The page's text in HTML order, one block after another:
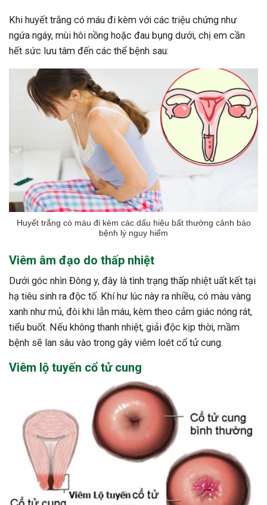
Khi huyết trắng có máu đi kèm với các triệu chứng như
ngứa ngáy, mùi hôi nồng hoặc đau bụng dưới, chị em cần
hết sức lưu tâm đến các thể bệnh sau:
Huyết trắng có máu đi kèm các dấu hiệu bất thường cảnh báo
bệnh lý nguy hiểm
Viêm âm đạo do thấp nhiệt
Dưới góc nhìn Đông y, đây là tình trạng thấp nhiệt uất kết tại
hạ tiêu sinh ra độc tố. Khí hư lúc này ra nhiều, có màu vàng
xanh như mủ, đôi khi lẫn máu, kèm theo cảm giác nóng rát,
tiểu buốt. Nếu không thanh nhiệt, giải độc kịp thời, mầm
bệnh sẽ lan sâu vào trong gây viêm loét cổ tử cung.
Viêm lộ tuyến cổ tử cung